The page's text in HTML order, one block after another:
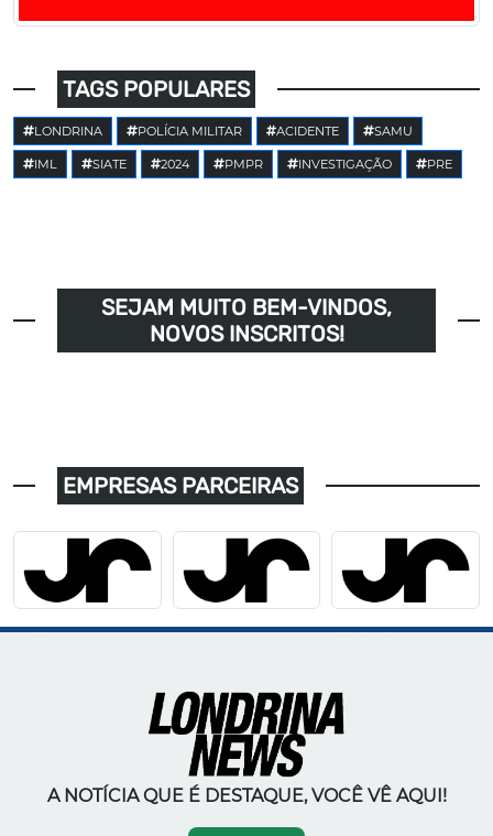
TAGS POPULARES
LONDRINA POLÍCIA MILITAR ACIDENTE SAMU
IML SIATE 2024 PMPR INVESTIGAÇÃO PRE
SEJAM MUITO BEM-VINDOS,
NOVOS INSCRITOS!
EMPRESAS PARCEIRAS
A NOTÍCIA QUE É DESTAQUE, VOCÊ VÊ AQUI!